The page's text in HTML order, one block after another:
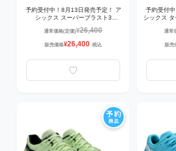
予約受付中！8月13日発売予定！ ア
シックス スーパーブラスト3
ンニングシューズ BLACK/BLACK
通常価格(定価)¥26,400
販売価格¥26,400 税込
予約受付
シックス タ
グシュ通常
販売